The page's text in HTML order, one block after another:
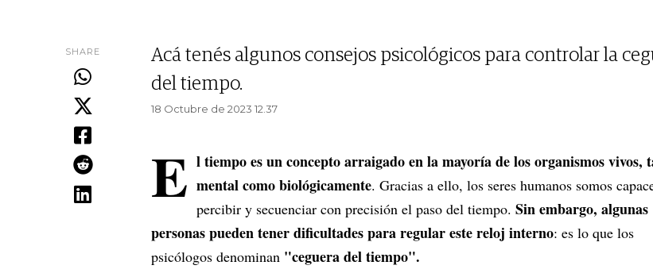
SHARE
Acá tenés algunos consejos psicológicos para controlar la
del tiempo.
18 Octubre de 2023 12.37
E l tiempo es un concepto arraigado en la mayoría de los organismos vivos,
mental como biológicamente. Gracias a ello, los seres humanos somos
percibir y secuenciar con precisión el paso del tiempo. Sin embargo, algunas
personas pueden tener dificultades para regular este reloj interno: es lo que los
psicólogos denominan "ceguera del tiempo".